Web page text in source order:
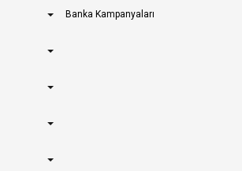
Banka Kampanyaları